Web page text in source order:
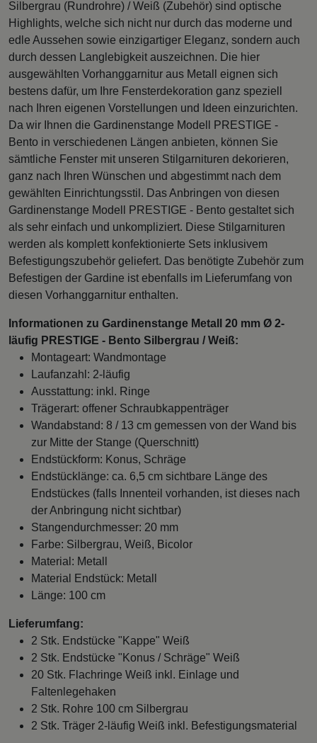
Silbergrau (Rundrohre) / Weiß (Zubehör) sind optische
Highlights, welche sich nicht nur durch das moderne und
edle Aussehen sowie einzigartiger Eleganz, sondern auch
durch dessen Langlebigkeit auszeichnen. Die hier
ausgewählten Vorhanggarnitur aus Metall eignen sich
bestens dafür, um Ihre Fensterdekoration ganz speziell
nach Ihren eigenen Vorstellungen und Ideen einzurichten.
Da wir Ihnen die Gardinenstange Modell PRESTIGE -
Bento in verschiedenen Längen anbieten, können Sie
sämtliche Fenster mit unseren Stilgarnituren dekorieren,
ganz nach Ihren Wünschen und abgestimmt nach dem
gewählten Einrichtungsstil. Das Anbringen von diesen
Gardinenstange Modell PRESTIGE - Bento gestaltet sich
als sehr einfach und unkompliziert. Diese Stilgarnituren
werden als komplett konfektionierte Sets inklusivem
Befestigungszubehör geliefert. Das benötigte Zubehör zum
Befestigen der Gardine ist ebenfalls im Lieferumfang von
diesen Vorhanggarnitur enthalten.
Informationen zu Gardinenstange Metall 20 mm Ø 2-
läufig PRESTIGE - Bento Silbergrau / Weiß:
Montageart: Wandmontage
Laufanzahl: 2-läufig
Ausstattung: inkl. Ringe
Trägerart: offener Schraubkappenträger
Wandabstand: 8 / 13 cm gemessen von der Wand bis
zur Mitte der Stange (Querschnitt)
Endstückform: Konus, Schräge
Endstücklänge: ca. 6,5 cm sichtbare Länge des
Endstückes (falls Innenteil vorhanden, ist dieses nach
der Anbringung nicht sichtbar)
Stangendurchmesser: 20 mm
Farbe: Silbergrau, Weiß, Bicolor
Material: Metall
Material Endstück: Metall
Länge: 100 cm
Lieferumfang:
2 Stk. Endstücke "Kappe" Weiß
2 Stk. Endstücke "Konus / Schräge" Weiß
20 Stk. Flachringe Weiß inkl. Einlage und
Faltenlegehaken
2 Stk. Rohre 100 cm Silbergrau
2 Stk. Träger 2-läufig Weiß inkl. Befestigungsmaterial